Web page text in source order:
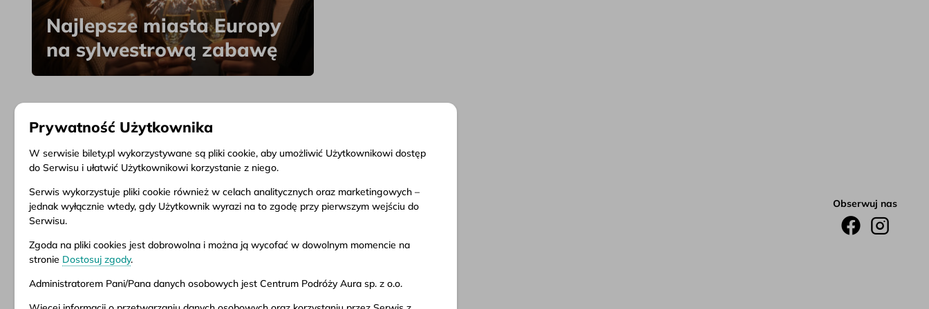
Najlepsze miasta Europy
na sylwestrową zabawę
Informacje
O firmie
Aktualności
Inspiracje
Obsługa klienta
Zwrot biletu
Dokumenty
Warunki przewozu
Obserwuj nas
Prywatność Użytkownika
W serwisie bilety.pl wykorzystywane są pliki cookie, aby umożliwić Użytkownikowi dostęp
do Serwisu i ułatwić Użytkownikowi korzystanie z niego.
Serwis wykorzystuje pliki cookie również w celach analitycznych oraz marketingowych –
jednak wyłącznie wtedy, gdy Użytkownik wyrazi na to zgodę przy pierwszym wejściu do
Serwisu.
Zgoda na pliki cookies jest dobrowolna i można ją wycofać w dowolnym momencie na
stronie Dostosuj zgody.
Administratorem Pani/Pana danych osobowych jest Centrum Podróży Aura sp. z o.o.